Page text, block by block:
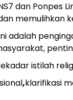
dan
memulihkan
adalah
istilah
,klarifikasi